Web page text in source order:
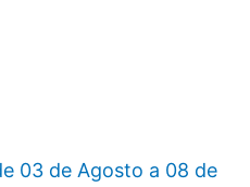
03 de Agosto a 08 de